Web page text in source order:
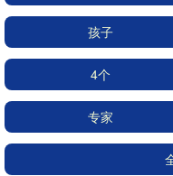
孩子
4个
专家